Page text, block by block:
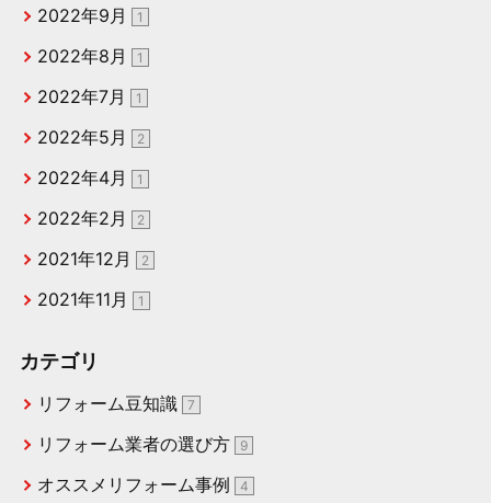
2022年9月 1
2022年8月 1
2022年7月 1
2022年5月 2
2022年4月 1
2022年2月 2
2021年12月 2
2021年11月 1
カテゴリ
リフォーム豆知識 7
リフォーム業者の選び方 9
オススメリフォーム事例 4